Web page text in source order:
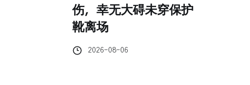
伤，幸无大碍未穿保护
靴离场
2026-08-06